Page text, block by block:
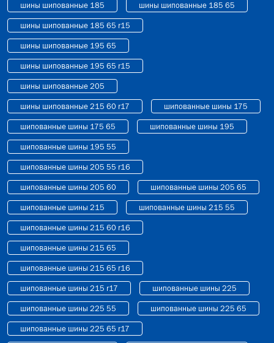
шины шипованные 185 шины шипованные 185 65
шины шипованные 185 65 r15
шины шипованные 195 65
шины шипованные 195 65 r15
шины шипованные 205
шины шипованные 215 60 r17 шипованные шины 175
шипованные шины 175 65 шипованные шины 195
шипованные шины 195 55
шипованные шины 205 55 r16
шипованные шины 205 60 шипованные шины 205 65
шипованные шины 215 шипованные шины 215 55
шипованные шины 215 60 r16
шипованные шины 215 65
шипованные шины 215 65 r16
шипованные шины 215 r17 шипованные шины 225
шипованные шины 225 55 шипованные шины 225 65
шипованные шины 225 65 r17